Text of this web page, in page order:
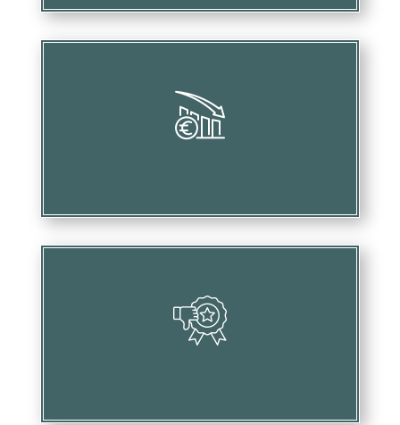
Causer des pertes financières substantielles
Dégrader votre image et votre réputation